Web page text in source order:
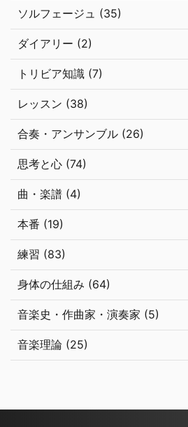
ソルフェージュ (35)
ダイアリー (2)
トリビア知識 (7)
レッスン (38)
合奏・アンサンブル (26)
思考と心 (74)
曲・楽譜 (4)
本番 (19)
練習 (83)
身体の仕組み (64)
音楽史・作曲家・演奏家 (5)
音楽理論 (25)